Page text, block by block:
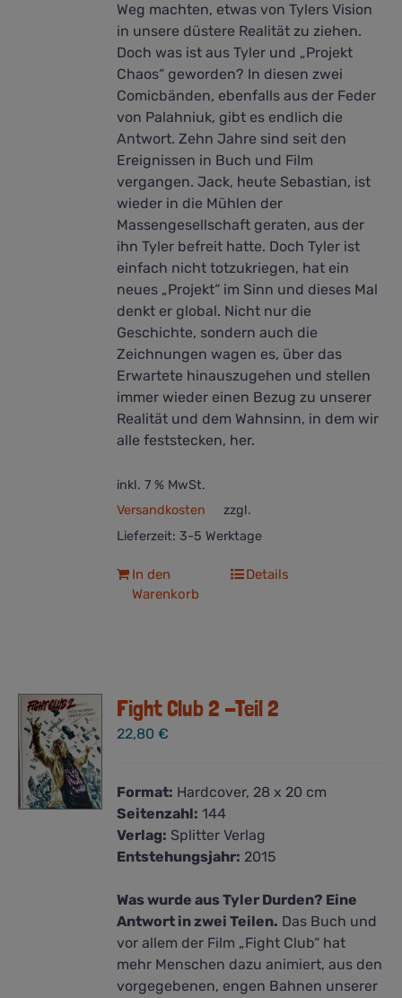
Weg machten, etwas von Tylers Vision
in unsere düstere Realität zu ziehen.
Doch was ist aus Tyler und „Projekt
Chaos“ geworden? In diesen zwei
Comicbänden, ebenfalls aus der Feder
von Palahniuk, gibt es endlich die
Antwort. Zehn Jahre sind seit den
Ereignissen in Buch und Film
vergangen. Jack, heute Sebastian, ist
wieder in die Mühlen der
Massengesellschaft geraten, aus der
ihn Tyler befreit hatte. Doch Tyler ist
einfach nicht totzukriegen, hat ein
neues „Projekt“ im Sinn und dieses Mal
denkt er global. Nicht nur die
Geschichte, sondern auch die
Zeichnungen wagen es, über das
Erwartete hinauszugehen und stellen
immer wieder einen Bezug zu unserer
Realität und dem Wahnsinn, in dem wir
alle feststecken, her.
inkl. 7 % MwSt.
zzgl.
Versandkosten
Lieferzeit: 3-5 Werktage
In den
Warenkorb
Details
Fight Club 2 -Teil 2
22,80€
Format: Hardcover, 28 x 20 cm
Seitenzahl: 144
Verlag: Splitter Verlag
Entstehungsjahr: 2015
Was wurde aus Tyler Durden? Eine
Antwort in zwei Teilen. Das Buch und
vor allem der Film „Fight Club“ hat
mehr Menschen dazu animiert, aus den
vorgegebenen, engen Bahnen unserer